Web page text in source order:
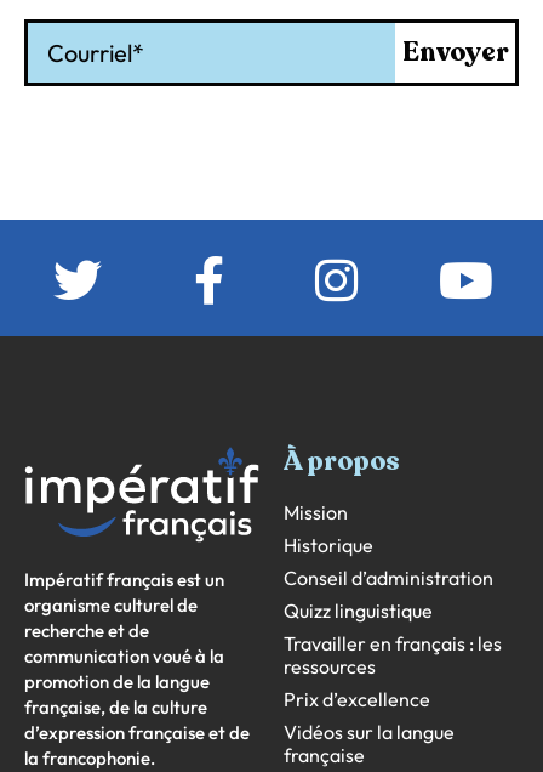
Envoyer
Impératif français est un
organisme culturel de
recherche et de
communication voué à la
promotion de la langue
française, de la culture
d’expression française et de
la francophonie.
À propos
Mission
Historique
Conseil d’administration
Quizz linguistique
Travailler en français : les
ressources
Prix d’excellence
Vidéos sur la langue
française